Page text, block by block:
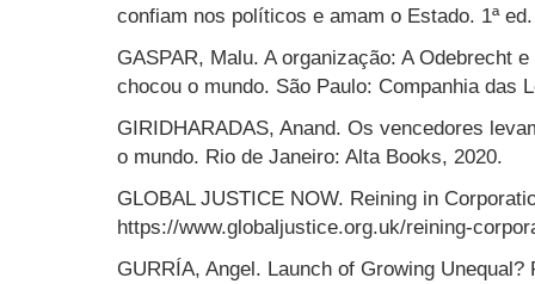
confiam nos políticos e amam o Estado. 1ª
GASPAR, Malu. A organização: A Odebrecht
chocou o mundo. São Paulo: Companhia das
GIRIDHARADAS, Anand. Os vencedores
o mundo. Rio de Janeiro: Alta Books, 2020.
GLOBAL JUSTICE NOW. Reining in
https://www.globaljustice.org.uk/reining-
GURRÍA, Angel. Launch of Growing